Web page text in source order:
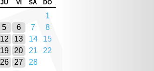
JU VI SA DO
1
5 6 7
8
12 13 14
15
19 20 21
22
26 27 28